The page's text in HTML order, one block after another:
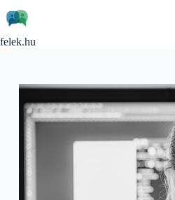
to
content
felek.hu